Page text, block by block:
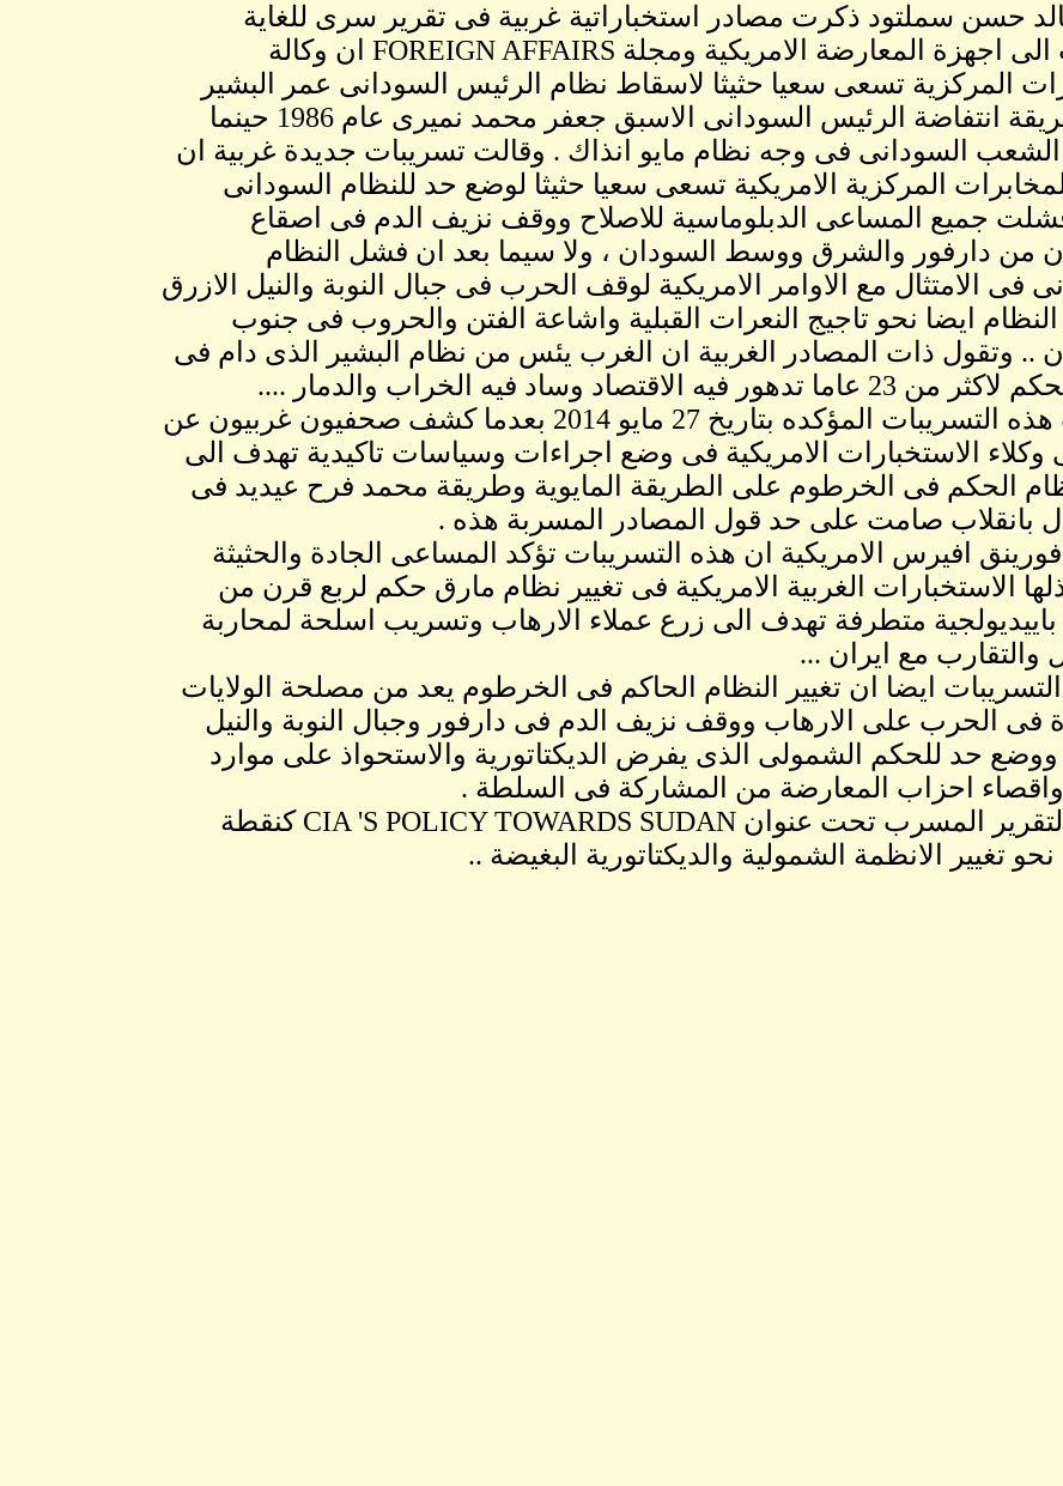
حسن سملتود ذكرت مصادر استخباراتية غربية فى تقرير سرى للغاية
مسرب الى اجهزة المعارضة الامريكية ومجلة FOREIGN AFFAIRS ان وكالة
المركزية تسعى سعيا حثيثا لاسقاط نظام الرئيس السودانى عمر البشير
على طريقة انتفاضة الرئيس السودانى الاسبق جعفر محمد نميرى عام 1986 حينما
الشعب السودانى فى وجه نظام مايو انذاك . وقالت تسريبات جديدة غربية ان
المركزية الامريكية تسعى سعيا حثيثا لوضع حد للنظام السودانى
جميع المساعى الدبلوماسية للاصلاح ووقف نزيف الدم فى اصقاع
من دارفور والشرق ووسط السودان ، ولا سيما بعد ان فشل النظام
فى الامتثال مع الاوامر الامريكية لوقف الحرب فى جبال النوبة والنيل الازرق
ايضا نحو تاجيج النعرات القبلية واشاعة الفتن والحروب فى جنوب
.. وتقول ذات المصادر الغربية ان الغرب يئس من نظام البشير الذى دام فى
تدهور فيه الاقتصاد وساد فيه الخراب والدمار ....
وجاءت هذه التسريبات المؤكده بتاريخ 27 مايو 2014 بعدما كشف صحفيون غربيون عن
الاستخبارات الامريكية فى وضع اجراءات وسياسات تاكيدية تهدف الى
الحكم فى الخرطوم على الطريقة المايوية وطريقة محمد فرح عيديد فى
بانقلاب صامت على حد قول المصادر المسربة هذه .
افيرس الامريكية ان هذه التسريبات تؤكد المساعى الجادة والحثيثة
الاستخبارات الغربية الامريكية فى تغيير نظام مارق حكم لربع قرن من
باييديولجية متطرفة تهدف الى زرع عملاء الارهاب وتسريب اسلحة لمحاربة
والتقارب مع ايران ...
ايضا ان تغيير النظام الحاكم فى الخرطوم يعد من مصلحة الولايات
فى الحرب على الارهاب ووقف نزيف الدم فى دارفور وجبال النوبة والنيل
ووضع حد للحكم الشمولى الذى يفرض الديكتاتورية والاستحواذ على موارد
واقصاء احزاب المعارضة من المشاركة فى السلطة .
وياتى التقرير المسرب تحت عنوان CIA 'S POLICY TOWARDS SUDAN كنقطة
نحو تغيير الانظمة الشمولية والديكتاتورية البغيضة ..